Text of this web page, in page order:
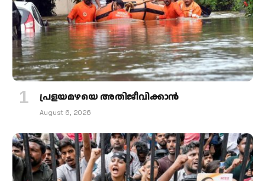
പ്രളയമഴയെ അതിജീവിക്കാന്‍
August 6, 2026